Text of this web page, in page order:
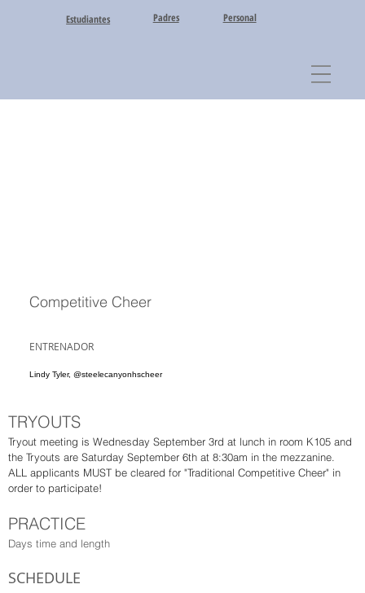
Estudiantes Padres Personal
Competitive Cheer
ENTRENADOR
Lindy Tyler, @steelecanyonhscheer
TRYOUTS
Tryout meeting is Wednesday September 3rd at lunch in room K105 and
the Tryouts are Saturday September 6th at 8:30am in the mezzanine.
ALL applicants MUST be cleared for "Traditional Competitive Cheer" in
order to participate!
PRACTICE
Days time and length
SCHEDULE